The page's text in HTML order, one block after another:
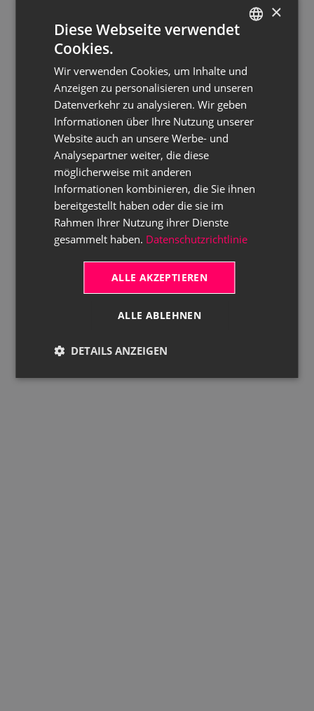
ENGLISH
×
Diese Webseite verwendet
Cookies.
Wir verwenden Cookies, um Inhalte und
Anzeigen zu personalisieren und unseren
Datenverkehr zu analysieren. Wir geben
Informationen über Ihre Nutzung unserer
Website auch an unsere Werbe- und
Analysepartner weiter, die diese
möglicherweise mit anderen
Informationen kombinieren, die Sie ihnen
bereitgestellt haben oder die sie im
Rahmen Ihrer Nutzung ihrer Dienste
gesammelt haben. Datenschutzrichtlinie
ALLE AKZEPTIEREN
ALLE ABLEHNEN
DETAILS ANZEIGEN